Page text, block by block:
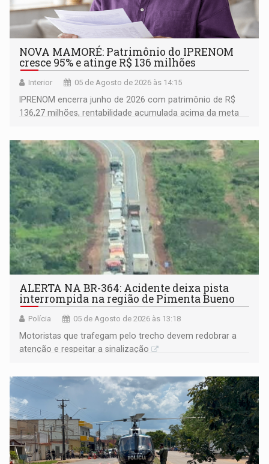
NOVA MAMORÉ: Patrimônio do IPRENOM
cresce 95% e atinge R$ 136 milhões
Interior 05 de Agosto de 2026 às 14:15
IPRENOM encerra junho de 2026 com patrimônio de R$
136,27 milhões, rentabilidade acumulada acima da meta
ALERTA NA BR-364: Acidente deixa pista
interrompida na região de Pimenta Bueno
Polícia 05 de Agosto de 2026 às 13:18
​Motoristas que trafegam pelo trecho devem redobrar a
atenção e respeitar a sinalização